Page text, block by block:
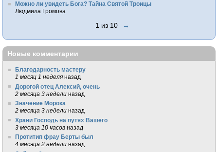
Можно ли увидеть Бога? Тайна Святой Троицы
Людмила Громова
1 из 10 →
Новые комментарии
Благодарность мастеру
1 месяц 1 неделя назад
Дорогой отец Алексий, очень
2 месяца 3 недели назад
Значение Морока
2 месяца 3 недели назад
Храни Господь на путях Вашего
3 месяца 10 часов назад
Протитип фрау Берты был
4 месяца 2 недели назад